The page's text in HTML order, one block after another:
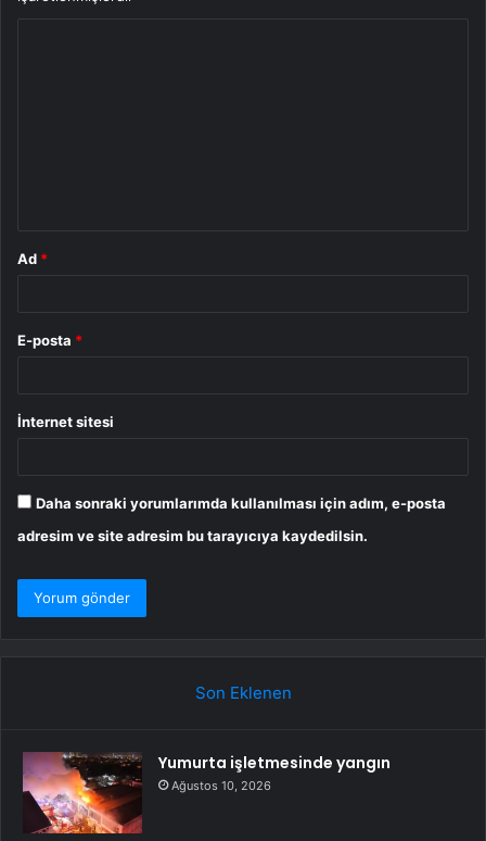
Ad *
E-posta *
İnternet sitesi
Daha sonraki yorumlarımda kullanılması için adım, e-posta
adresim ve site adresim bu tarayıcıya kaydedilsin.
Son Eklenen
Yumurta işletmesinde yangın
Ağustos 10, 2026